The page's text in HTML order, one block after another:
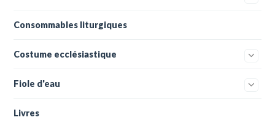
Consommables liturgiques
Costume ecclésiastique
Fiole d'eau
Livres